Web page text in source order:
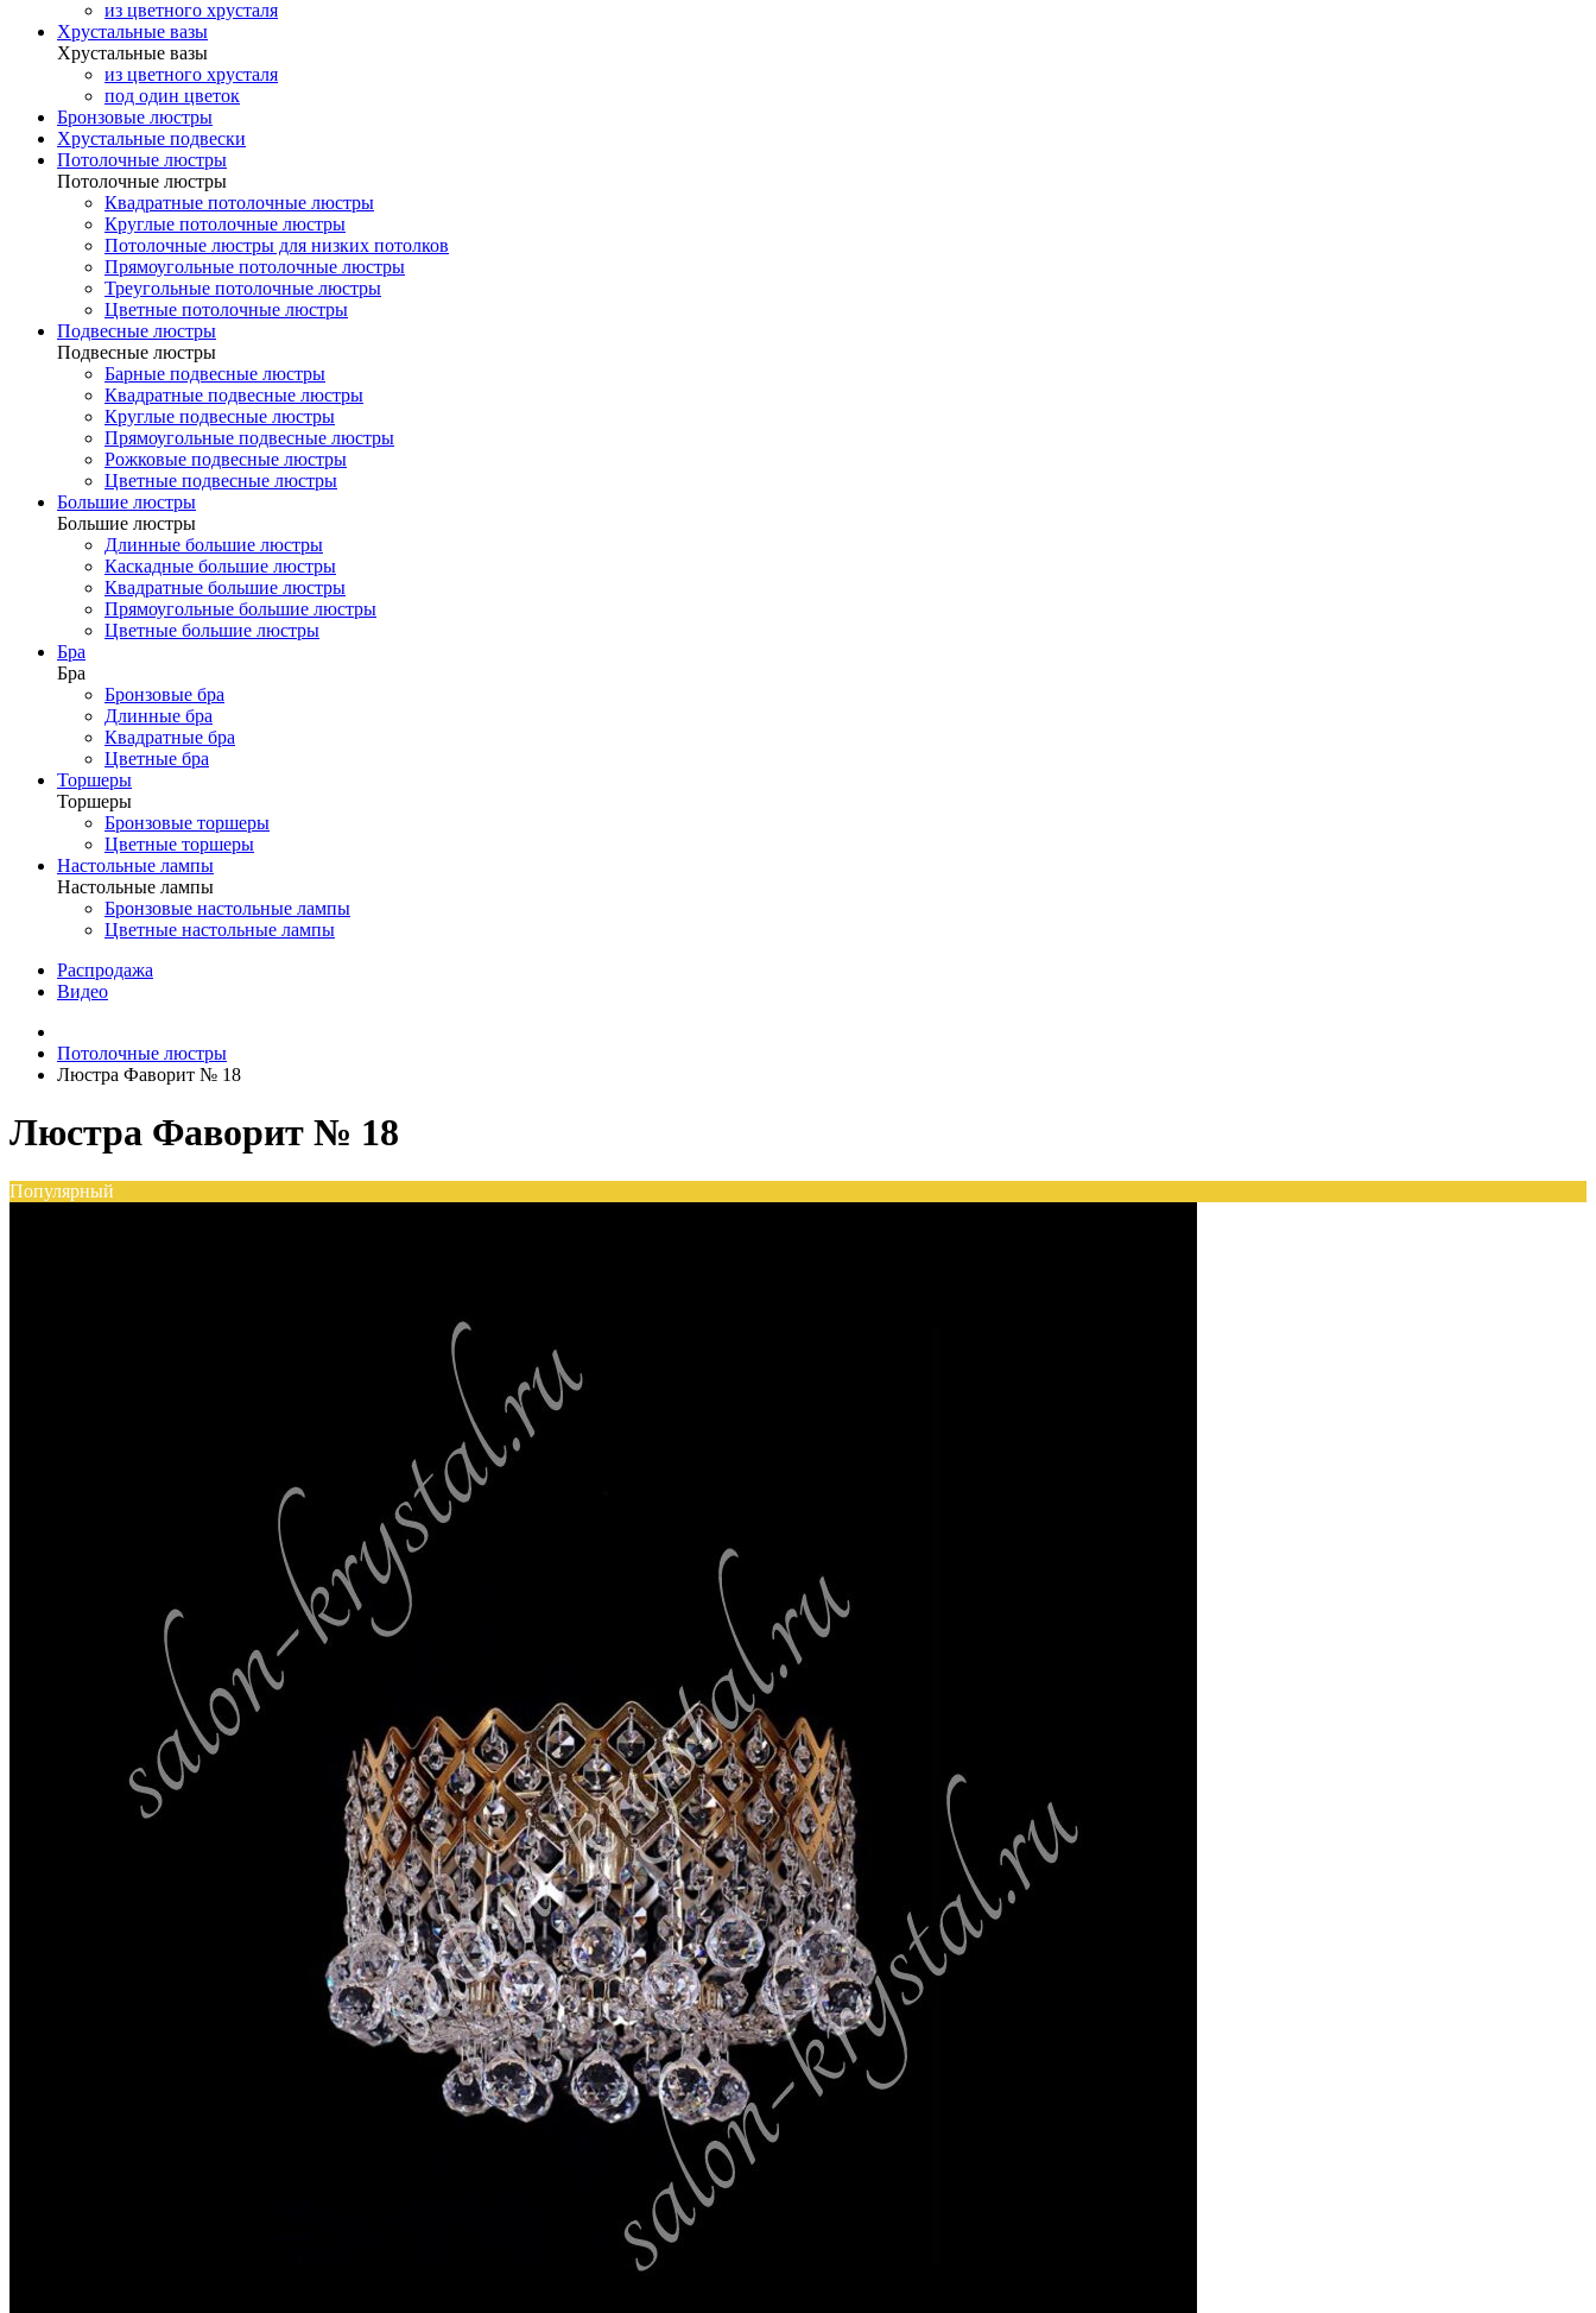
из цветного хрусталя
Хрустальные вазы
Хрустальные вазы
из цветного хрусталя
под один цветок
Бронзовые люстры
Хрустальные подвески
Потолочные люстры
Потолочные люстры
Квадратные потолочные люстры
Круглые потолочные люстры
Потолочные люстры для низких потолков
Прямоугольные потолочные люстры
Треугольные потолочные люстры
Цветные потолочные люстры
Подвесные люстры
Подвесные люстры
Барные подвесные люстры
Квадратные подвесные люстры
Круглые подвесные люстры
Прямоугольные подвесные люстры
Рожковые подвесные люстры
Цветные подвесные люстры
Большие люстры
Большие люстры
Длинные большие люстры
Каскадные большие люстры
Квадратные большие люстры
Прямоугольные большие люстры
Цветные большие люстры
Бра
Бра
Бронзовые бра
Длинные бра
Квадратные бра
Цветные бра
Торшеры
Торшеры
Бронзовые торшеры
Цветные торшеры
Настольные лампы
Настольные лампы
Бронзовые настольные лампы
Цветные настольные лампы
Распродажа
Видео
Потолочные люстры
Люстра Фаворит № 18
Люстра Фаворит № 18
Популярный